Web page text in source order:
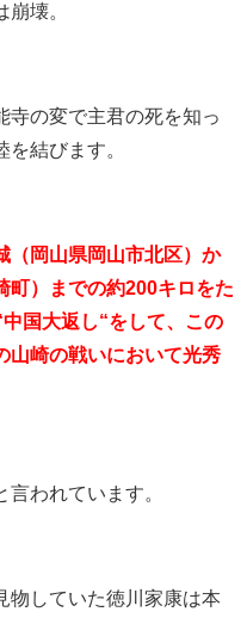
壊。
寺の変で主君の死を知っ
結びます。
（岡山県岡山市北区）か
町）までの約200キロをた
国大返し“をして、この
山崎の戦いにおいて光秀
言われています。
物していた徳川家康は本